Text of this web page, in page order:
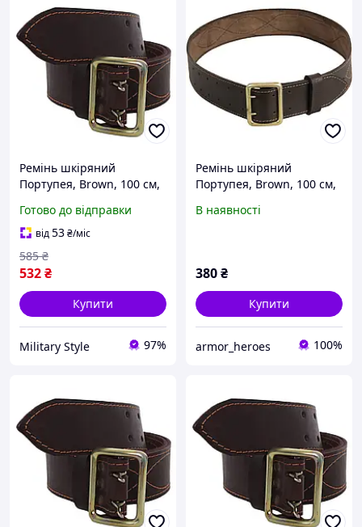
Ремінь шкіряний
Портупея, Brown, 100 см,
Готово до відправки
від53₴/міс
532₴
585 ₴
Купити
Military Style 97%
Ремінь шкіряний
Портупея, Brown, 100 см,
В наявності
380₴
Купити
armor_heroes 100%